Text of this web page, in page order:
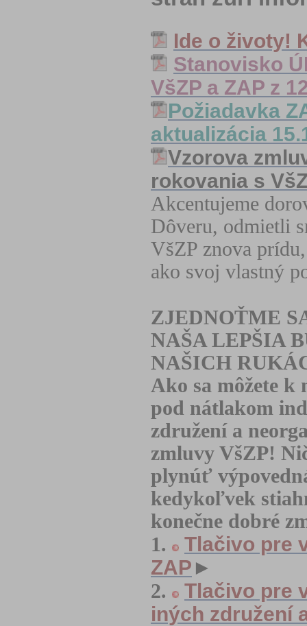
Ide o životy!
Stanovisko
VšZP a ZAP z
Požiadavka
aktualizácia
Vzorova
rokovania s
Akcentujeme
Dôveru, odmietli
VšZP znova
ako svoj vlastný
ZJEDNOŤME
NAŠA LEPŠIA
NAŠICH
Ako sa môžete
pod nátlakom
združení a
zmluvy VšZP!
plynúť
kedykoľvek
konečne dobré
1.
Tlačivo pre
ZAP ►
2.
Tlačivo pre
iných združení